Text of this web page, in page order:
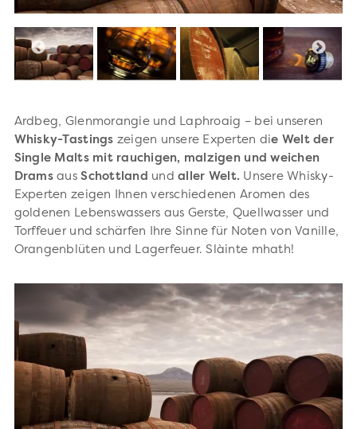
Ardbeg, Glenmorangie und Laphroaig – bei unseren
Whisky-Tastings zeigen unsere Experten die Welt der
Single Malts mit rauchigen, malzigen und weichen
DramsausSchottland undaller Welt. Unsere Whisky-
Experten zeigen Ihnen verschiedenen Aromen des
goldenen Lebenswassers aus Gerste, Quellwasser und
Torffeuer und schärfen Ihre Sinne für Noten von Vanille,
Orangenblüten und Lagerfeuer. Slàinte mhath!